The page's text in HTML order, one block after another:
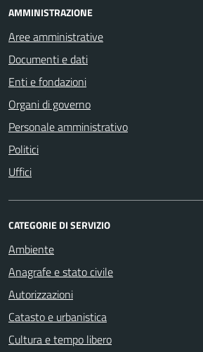
AMMINISTRAZIONE
Aree amministrative
Documenti e dati
Enti e fondazioni
Organi di governo
Personale amministrativo
Politici
Uffici
CATEGORIE DI SERVIZIO
Ambiente
Anagrafe e stato civile
Autorizzazioni
Catasto e urbanistica
Cultura e tempo libero